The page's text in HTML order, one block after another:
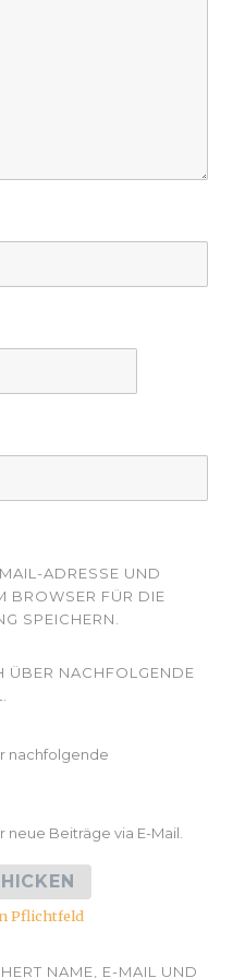
ADRESSE UND
BROWSER FÜR DIE
SPEICHERN.
ÜBER NACHFOLGENDE
nachfolgende
Beiträge via E-Mail.
Pflichtfeld
NAME, E-MAIL UND